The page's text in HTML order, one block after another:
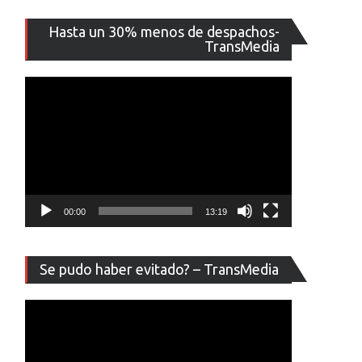
Hasta un 30% menos de despachos-
TransMedia
de
vídeo
00:00 13:19
Se pudo haber evitado? – TransMedia
de
vídeo